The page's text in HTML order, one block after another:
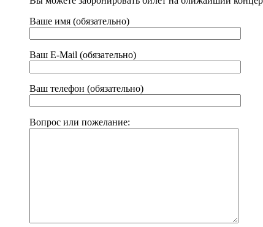
Ваше имя (обязательно)
Ваш E-Mail (обязательно)
Ваш телефон (обязательно)
Вопрос или пожелание: